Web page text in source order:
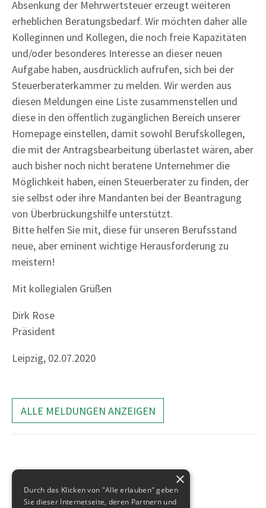
Absenkung der Mehrwertsteuer erzeugt weiteren
erheblichen Beratungsbedarf. Wir möchten daher alle
Kolleginnen und Kollegen, die noch freie Kapazitäten
und/oder besonderes Interesse an dieser neuen
Aufgabe haben, ausdrücklich aufrufen, sich bei der
Steuerberaterkammer zu melden. Wir werden aus
diesen Meldungen eine Liste zusammenstellen und
diese in den öffentlich zugänglichen Bereich unserer
Homepage einstellen, damit sowohl Berufskollegen,
die mit der Antragsbearbeitung überlastet wären, aber
auch bisher noch nicht beratene Unternehmer die
Möglichkeit haben, einen Steuerberater zu finden, der
sie selbst oder ihre Mandanten bei der Beantragung
von Überbrückungshilfe unterstützt.
Bitte helfen Sie mit, diese für unseren Berufsstand
neue, aber eminent wichtige Herausforderung zu
meistern!
Mit kollegialen Grüßen
Dirk Rose
Präsident
Leipzig, 02.07.2020
ALLE MELDUNGEN ANZEIGEN
×
Durch das Klicken von "Alle erlauben" geben
Sie dieser Internetseite, deren Partnern und